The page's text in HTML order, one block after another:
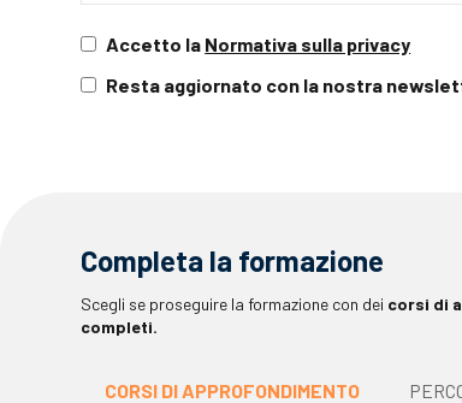
Accetto la Normativa sulla privacy
Resta aggiornato con la nostra
Completa la formazione
Scegli se proseguire la formazione con dei corsi di
completi.
CORSI DI APPROFONDIMENTO